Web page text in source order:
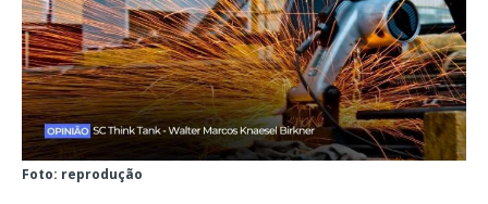
Foto: reprodução